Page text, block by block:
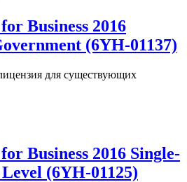
Business 2016
(6YH-01137)
для существующих
Business 2016 Single-
(6YH-01125)